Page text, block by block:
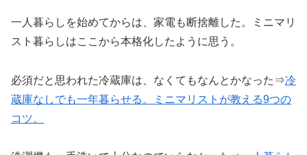
一人暮らしを始めてからは、家電も断捨離した。ミニマリ
スト暮らしはここから本格化したように思う。
必須だと思われた冷蔵庫は、なくてもなんとかなった⇒冷
蔵庫なしでも一年暮らせる。ミニマリストが教える9つの
コツ。